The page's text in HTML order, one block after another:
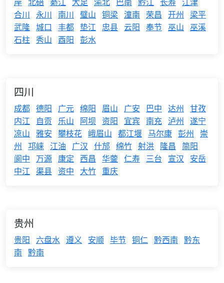
合川 永川 南川 璧山 铜梁 潼南 荣昌 开州
梁平
武隆 城口 丰都 垫江 忠县 云阳 奉节 巫山 巫溪
石柱 秀山 酉阳 彭水
四川
成都 德阳 广元 绵阳 眉山 广安 巴中 达州 甘孜
内江
自贡 乐山 阿坝 资阳 宜宾 南充 泸州 遂宁
凉山 雅安 攀枝花 峨眉山 都江堰 马尔康 彭州
崇
州 邛崃 江油 广汉 什邡 绵竹 射洪 隆昌
简阳
阆中
万源 康定 西昌 华蓥 仁寿 三台 宣汉
安岳
中江
渠县 资中 大竹 重庆
贵州
贵阳 六盘水 遵义 安顺 毕节 铜仁 黔西南 黔东
南 黔南